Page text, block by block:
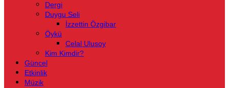
Dergi
Duygu Seli
İzzettin Özgibar
Öykü
Celal Ulusoy
Kim Kimdir?
Güncel
Etkinlik
Müzik